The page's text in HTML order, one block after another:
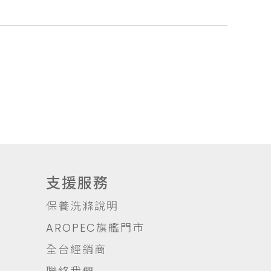
支援服務
保養洗滌說明
AROPEC旗艦門市
全台經銷商